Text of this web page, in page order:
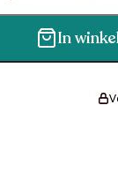
wis aantal
In